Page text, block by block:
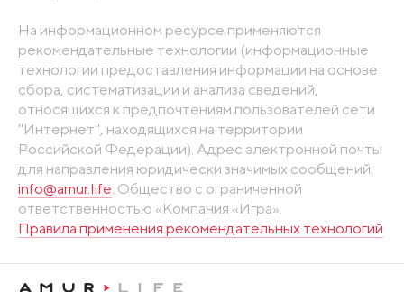
На информационном ресурсе применяются
рекомендательные технологии (информационные
технологии предоставления информации на основе
сбора, систематизации и анализа сведений,
относящихся к предпочтениям пользователей сети
"Интернет", находящихся на территории
Российской Федерации). Адрес электронной почты
для направления юридически значимых сообщений:
info@amur.life . Общество с ограниченной
ответственностью «Компания «Игра».
Правила применения рекомендательных технологий